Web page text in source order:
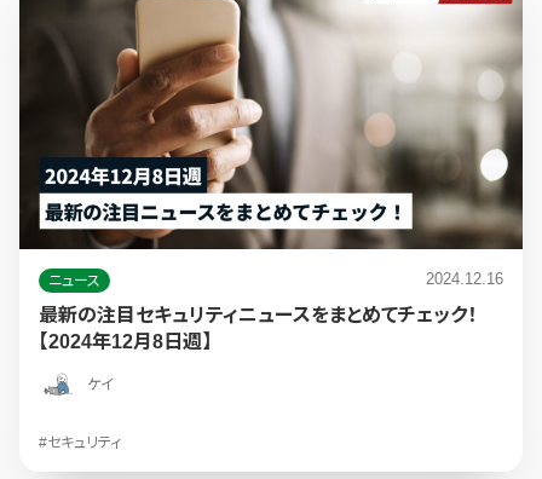
ニュース 2024.12.16
最新の注目セキュリティニュースをまとめてチェック！
【2024年12月8日週】
ケイ
#セキュリティ